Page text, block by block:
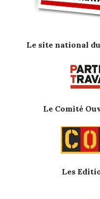
Le site national
Le Comité
Les